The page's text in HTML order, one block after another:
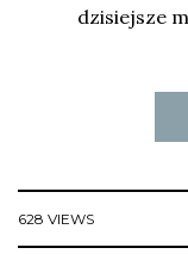
dzisiejsze
628 VIEWS